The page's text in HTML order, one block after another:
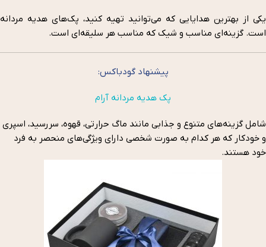
یکی از بهترین هدایایی که می‌توانید تهیه کنید، پک‌های هدیه مردانه
است. گزینه‌ای مناسب و شیک که مناسب هر سلیقه‌ای است.
پیشنهاد گودباکس:
پک هدیه مردانه آرام
شامل گزینه‌های متنوع و جذابی مانند ماگ حرارتی، قهوه، سررسید، اسپری
و خودکار که هر کدام به صورت شخصی دارای ویژگی‌های منحصر به فرد
خود هستند.